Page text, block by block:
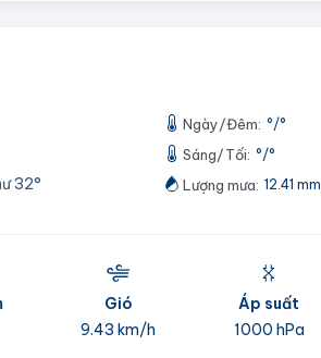
32°
Ngày/Đêm: °/°
Sáng/Tối: °/°
Lượng mưa: 12.41 mm
Gió
9.43 km/h
Áp suất
1000 hPa